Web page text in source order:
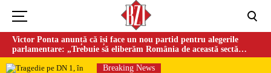
Victor Ponta anunță că își face un nou partid pentru alegerile
parlamentare: „Trebuie să eliberăm România de această sectă
globalistă”
Breaking News